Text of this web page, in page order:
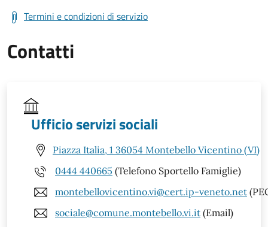
Termini e condizioni di servizio
Contatti
Ufficio servizi sociali
Piazza Italia, 1 36054 Montebello Vicentino (VI)
0444 440665 (Telefono Sportello Famiglie)
montebellovicentino.vi@cert.ip-veneto.net
sociale@comune.montebello.vi.it (Email)